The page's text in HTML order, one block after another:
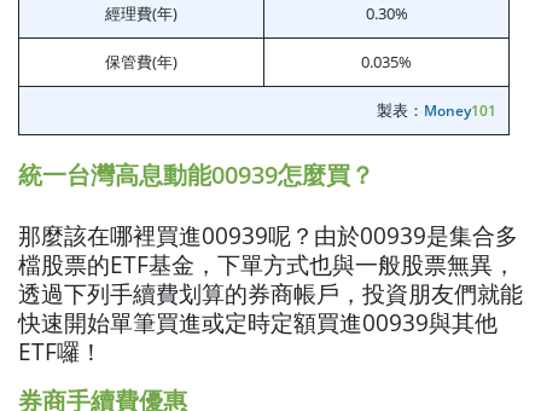
經理費(年) 0.30%
保管費(年) 0.035%
製表： Money101
統一台灣高息動能00939怎麼買？
那麼該在哪裡買進00939呢？由於00939是集合多
檔股票的ETF基金，下單方式也與一般股票無異，
透過下列手續費划算的券商帳戶，投資朋友們就能
快速開始單筆買進或定時定額買進00939與其他
ETF囉！
券商手續費優惠